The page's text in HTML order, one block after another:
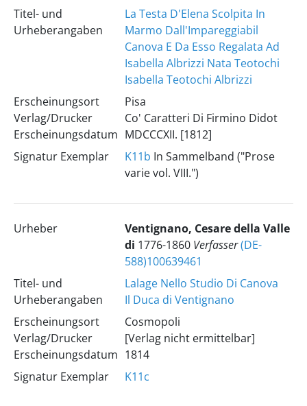
Titel- und
Urheberangaben
La Testa D'Elena Scolpita In
Marmo Dall'Impareggiabil
Canova E Da Esso Regalata Ad
Isabella Albrizzi Nata Teotochi
Isabella Teotochi Albrizzi
Erscheinungsort
Verlag/Drucker
Erscheinungsdatum
Pisa
Co' Caratteri Di Firmino Didot
MDCCCXII. [1812]
Signatur Exemplar
K11b In Sammelband ("Prose
varie vol. VIII.")
Urheber
Ventignano, Cesare della Valle
di 1776-1860 Verfasser(DE-
588)100639461
Titel- und
Urheberangaben
Lalage Nello Studio Di Canova
Il Duca di Ventignano
Erscheinungsort
Verlag/Drucker
Erscheinungsdatum
Cosmopoli
[Verlag nicht ermittelbar]
1814
Signatur Exemplar
K11c